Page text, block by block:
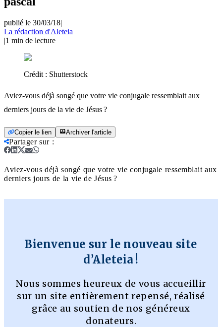
publié le 30/03/18|
La rédaction d'Aleteia
|1 min de lecture
Crédit : Shutterstock
Aviez-vous déjà songé que votre vie conjugale ressemblait aux
derniers jours de la vie de Jésus ?
Copier le lien Archiver l'article
Partager sur:
Aviez-vous déjà songé que votre vie conjugale ressemblait aux
derniers jours de la vie de Jésus ?
Bienvenue sur le nouveau site
d’Aleteia !
Nous sommes heureux de vous accueillir
sur un site entièrement repensé, réalisé
grâce au soutien de nos généreux
donateurs.